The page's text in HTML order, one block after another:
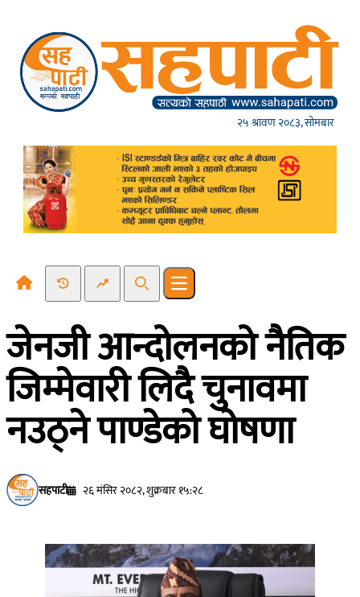
२५ श्रावण २०८३, सोमबार
Recent NewsTrending News
SearchOpen main menu
जेनजी आन्दोलनको नैतिक
जिम्मेवारी लिदै चुनावमा
नउठ्ने पाण्डेको घोषणा
सहपाटी २६ मंसिर २०८२, शुक्रबार १५:२८